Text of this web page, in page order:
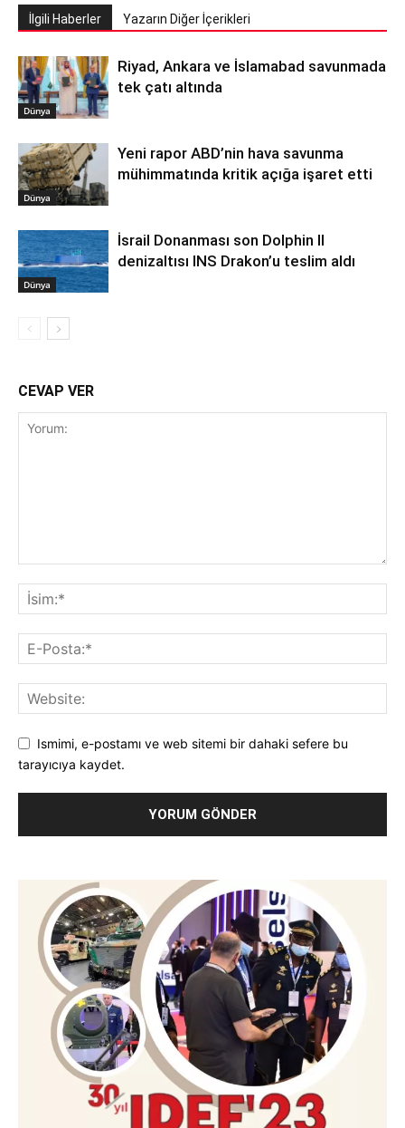
İlgili Haberler Yazarın Diğer İçerikleri
Dünya
Riyad, Ankara ve İslamabad savunmada
tek çatı altında
Dünya
Yeni rapor ABD’nin hava savunma
mühimmatında kritik açığa işaret etti
Dünya
İsrail Donanması son Dolphin II
denizaltısı INS Drakon’u teslim aldı
CEVAP VER
Ismimi, e-postamı ve web sitemi bir dahaki sefere bu
tarayıcıya kaydet.